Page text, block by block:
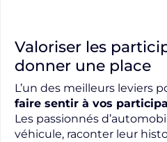
Valoriser les
donner une place
L’un des meilleurs leviers
faire sentir à vos
Les passionnés
véhicule, raconter leur